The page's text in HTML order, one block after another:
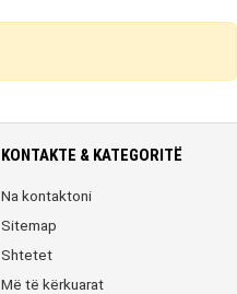
KONTAKTE & KATEGORITË
Na kontaktoni
Sitemap
Shtetet
Më të kërkuarat